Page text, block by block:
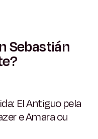
Sebastián
El Antiguo pela
e Amara ou